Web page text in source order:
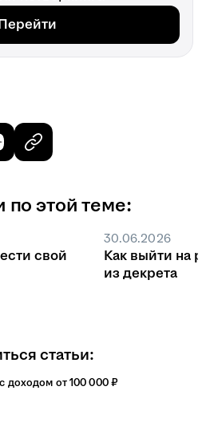
этой теме:
свой
30.06.2026
Как выйти на
из декрета
статьи:
доходом от 100 000 ₽